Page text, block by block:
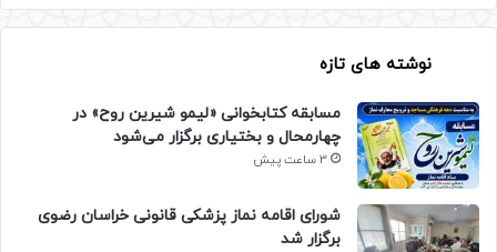
نوشته های تازه
مسابقه کتابخوانی «لیمو شیرین روح» در
چهارمحال و بختیاری برگزار می‌شود
3 ساعت پیش
شورای اقامه نماز پزشکی قانونی خراسان رضوی
برگزار شد